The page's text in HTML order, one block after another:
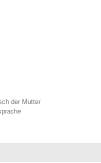
der Mutter